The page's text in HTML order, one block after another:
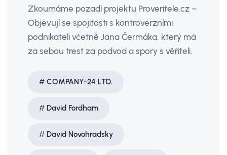
Zkoumáme pozadí projektu Proveritele.cz –
Objevují se spojitosti s kontroverzními
podnikateli včetně Jana Čermáka, který má
za sebou trest za podvod a spory s věřiteli.
COMPANY-24 LTD.
David Fordham
David Novohradsky